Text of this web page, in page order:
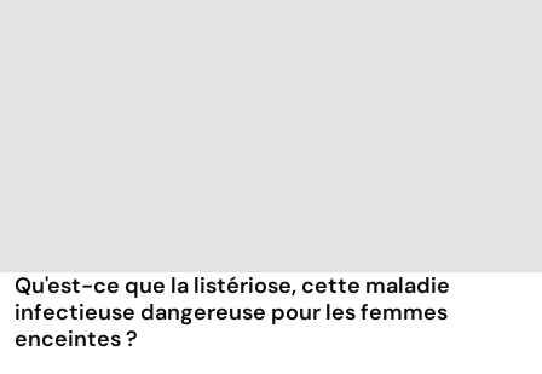
Qu'est-ce que la listériose, cette maladie
infectieuse dangereuse pour les femmes
enceintes ?